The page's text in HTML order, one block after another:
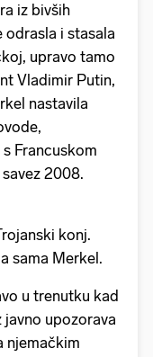
iz bivših
i stasala
upravo tamo
Vladimir Putin,
nastavila
Francuskom
2008.
konj.
sama Merkel.
u trenutku kad
upozorava
njemačkim